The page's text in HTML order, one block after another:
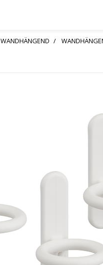
WANDHÄNGEND